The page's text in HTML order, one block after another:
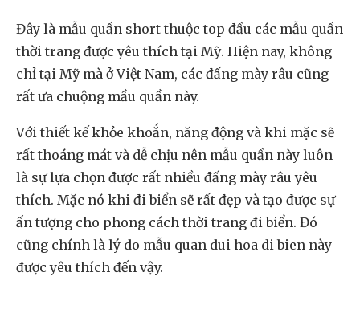
Đây là mẫu quần short thuộc top đầu các mẫu quần
thời trang được yêu thích tại Mỹ. Hiện nay, không
chỉ tại Mỹ mà ở Việt Nam, các đấng mày râu cũng
rất ưa chuộng mầu quần này.
Với thiết kế khỏe khoắn, năng động và khi mặc sẽ
rất thoáng mát và dễ chịu nên mẫu quần này luôn
là sự lựa chọn được rất nhiều đấng mày râu yêu
thích. Mặc nó khi đi biển sẽ rất đẹp và tạo được sự
ấn tượng cho phong cách thời trang đi biển. Đó
cũng chính là lý do mẫu quan dui hoa di bien này
được yêu thích đến vậy.